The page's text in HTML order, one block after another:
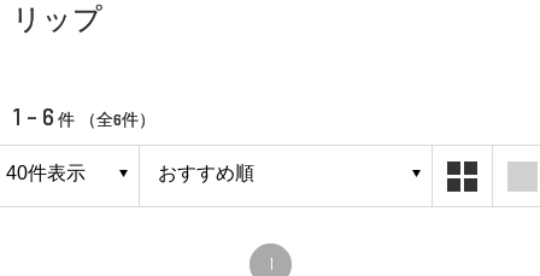
リップ
1 - 6 件 （全6件）
1